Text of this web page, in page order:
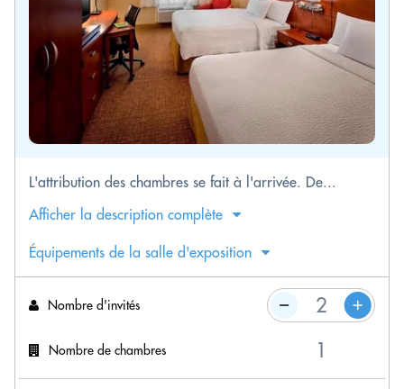
L'attribution des chambres se fait à l'arrivée. De...
Afficher la description complète
Équipements de la salle d'exposition
Nombre d'invités
Nombre de chambres